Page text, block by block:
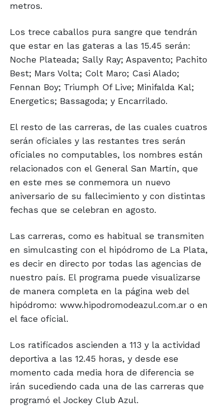
metros.
Los trece caballos pura sangre que tendrán
que estar en las gateras a las 15.45 serán:
Noche Plateada; Sally Ray; Aspavento; Pachito
Best; Mars Volta; Colt Maro; Casi Alado;
Fennan Boy; Triumph Of Live; Minifalda Kal;
Energetics; Bassagoda; y Encarrilado.
El resto de las carreras, de las cuales cuatros
serán oficiales y las restantes tres serán
oficiales no computables, los nombres están
relacionados con el General San Martín, que
en este mes se conmemora un nuevo
aniversario de su fallecimiento y con distintas
fechas que se celebran en agosto.
Las carreras, como es habitual se transmiten
en simulcasting con el hipódromo de La Plata,
es decir en directo por todas las agencias de
nuestro país. El programa puede visualizarse
de manera completa en la página web del
hipódromo: www.hipodromodeazul.com.ar o en
el face oficial.
Los ratificados ascienden a 113 y la actividad
deportiva a las 12.45 horas, y desde ese
momento cada media hora de diferencia se
irán sucediendo cada una de las carreras que
programó el Jockey Club Azul.